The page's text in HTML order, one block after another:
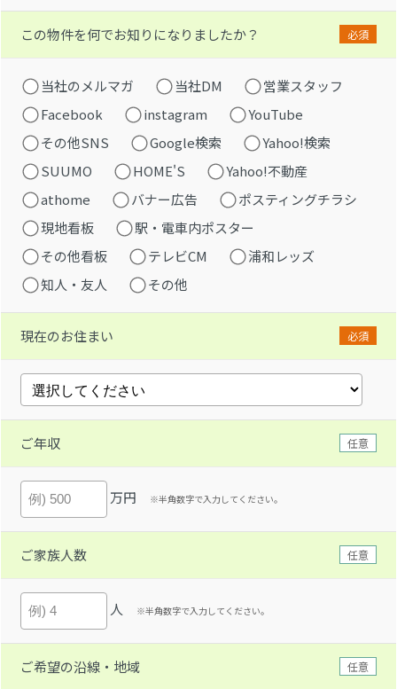
この物件を何でお知りになりましたか？ 必須
当社のメルマガ 当社DM
営業スタッフ
Facebook
instagram
YouTube
その他SNS
Google検索
Yahoo!検索
SUUMO
HOME'S
Yahoo!不動産
athome
バナー広告
ポスティングチラシ
現地看板
駅・電車内ポスター
その他看板
テレビCM
浦和レッズ
知人・友人
その他
現在のお住まい 必須
ご年収 任意
万円 ※半角数字で入力してください。
ご家族人数 任意
人 ※半角数字で入力してください。
ご希望の沿線・地域 任意